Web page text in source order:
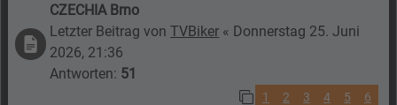
CZECHIA Brno
Letzter Beitrag vonTVBiker « Donnerstag 25. Juni
2026, 21:36
Antworten: 51
1 2 3 4 5 6